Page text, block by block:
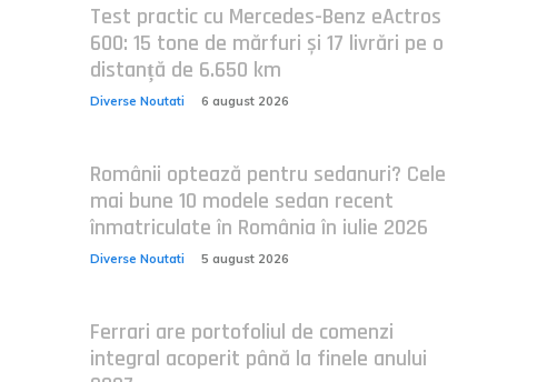
Test practic cu Mercedes-Benz eActros
600: 15 tone de mărfuri și 17 livrări pe o
distanță de 6.650 km
Diverse Noutati 6 august 2026
Românii optează pentru sedanuri? Cele
mai bune 10 modele sedan recent
înmatriculate în România în iulie 2026
Diverse Noutati 5 august 2026
Ferrari are portofoliul de comenzi
integral acoperit până la finele anului